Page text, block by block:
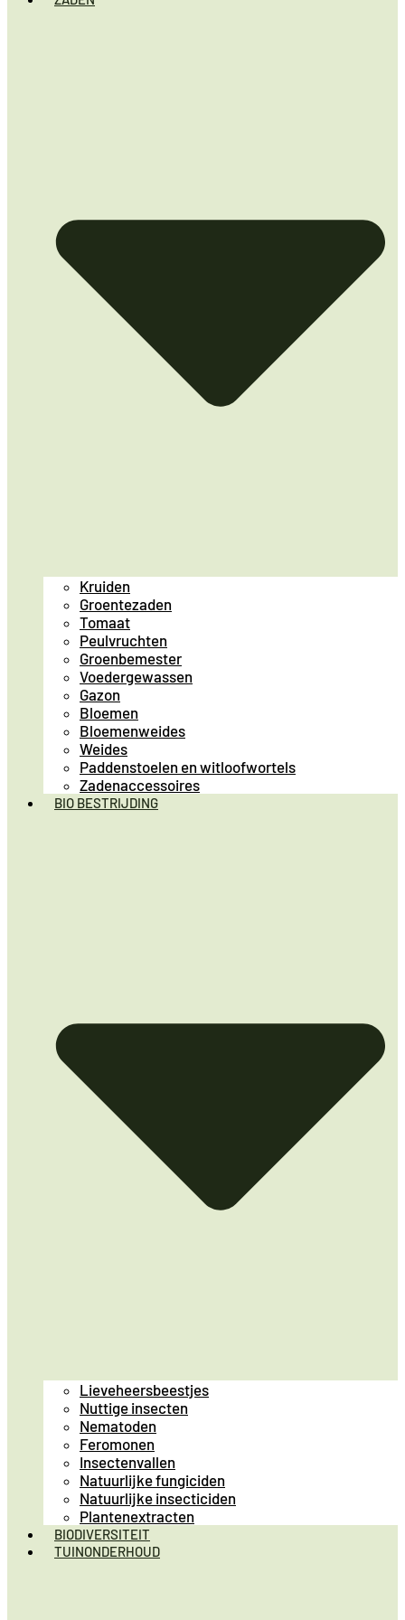
Kruiden
Groentezaden
Tomaat
Peulvruchten
Groenbemester
Voedergewassen
Gazon
Bloemen
Bloemenweides
Weides
Paddenstoelen en witloofwortels
Zadenaccessoires
BIO BESTRIJDING
Lieveheersbeestjes
Nuttige insecten
Nematoden
Feromonen
Insectenvallen
Natuurlijke fungiciden
Natuurlijke insecticiden
Plantenextracten
BIODIVERSITEIT
TUINONDERHOUD